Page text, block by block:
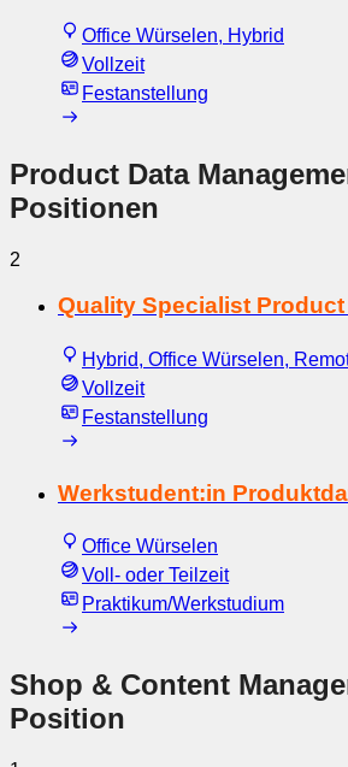
Office Würselen, Hybrid
Vollzeit
Festanstellung
Product Data
Positionen
2
Quality Specialist Product
Hybrid, Office Würselen,
Vollzeit
Festanstellung
Werkstudent:in
Office Würselen
Voll- oder Teilzeit
Praktikum/Werkstudium
Shop & Content
Position